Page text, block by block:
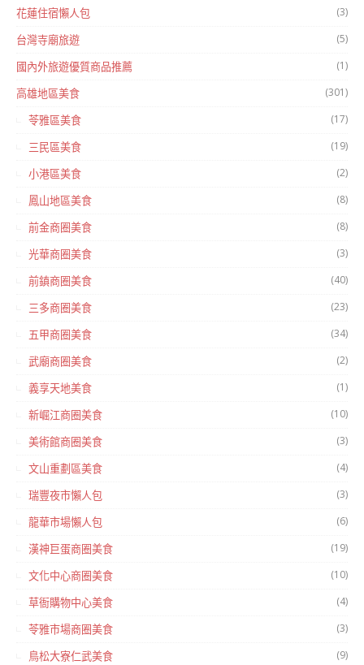
花蓮住宿懶人包 (3)
台灣寺廟旅遊 (5)
國內外旅遊優質商品推薦 (1)
高雄地區美食 (301)
苓雅區美食 (17)
三民區美食 (19)
小港區美食 (2)
鳳山地區美食 (8)
前金商圈美食 (8)
光華商圈美食 (3)
前鎮商圈美食 (40)
三多商圈美食 (23)
五甲商圈美食 (34)
武廟商圈美食 (2)
義享天地美食 (1)
新崛江商圈美食 (10)
美術館商圈美食 (3)
文山重劃區美食 (4)
瑞豐夜市懶人包 (3)
龍華市場懶人包 (6)
漢神巨蛋商圈美食 (19)
文化中心商圈美食 (10)
草衙購物中心美食 (4)
苓雅市場商圈美食 (3)
鳥松大寮仁武美食 (9)